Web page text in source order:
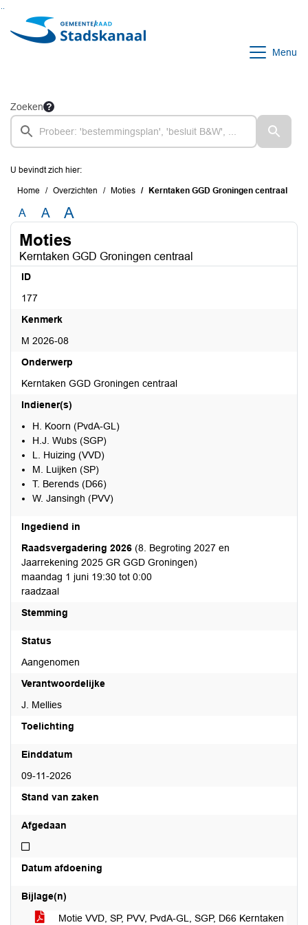
Ga naar de inhoud van deze pagina
Ga naar het zoeken
Ga naar het menu
Menu
Zoeken
U bevindt zich hier:
Home Overzichten Moties Kerntaken GGD Groningen centraal
A A A
Moties
Kerntaken GGD Groningen centraal
ID
177
Kenmerk
M 2026-08
Onderwerp
Kerntaken GGD Groningen centraal
Indiener(s)
H. Koorn (PvdA-GL)
H.J. Wubs (SGP)
L. Huizing (VVD)
M. Luijken (SP)
T. Berends (D66)
W. Jansingh (PVV)
Ingediend in
Raadsvergadering 2026 (8. Begroting 2027 en
Jaarrekening 2025 GR GGD Groningen)
maandag 1 juni 19:30 tot 0:00
raadzaal
Stemming
Status
Aangenomen
Verantwoordelijke
J. Mellies
Toelichting
Einddatum
09-11-2026
Stand van zaken
Afgedaan
Niet afgedaan
Datum afdoening
Bijlage(n)
Motie VVD, SP, PVV, PvdA-GL, SGP, D66 Kerntaken